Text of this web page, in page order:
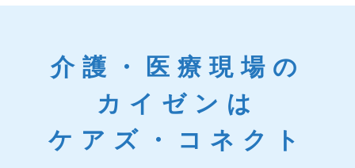
介護・医療現場の
カイゼンは
ケアズ・コネクト